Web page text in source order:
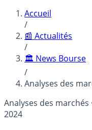
Accueil
/
📰 Actualités
/
🏛️ News Bourse
/
Analyses des
Analyses des marchés
2024